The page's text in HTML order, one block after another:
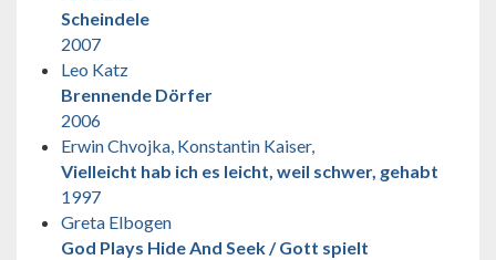
Scheindele
2007
Leo Katz
Brennende Dörfer
2006
Erwin Chvojka, Konstantin Kaiser,
Vielleicht hab ich es leicht, weil schwer, gehabt
1997
Greta Elbogen
God Plays Hide And Seek / Gott spielt